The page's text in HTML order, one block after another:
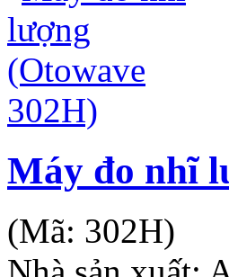
Máy đo nhĩ
(Mã: 302H)